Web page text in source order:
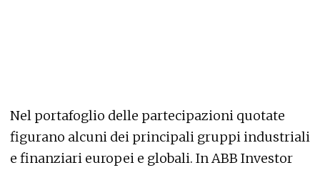
Nel portafoglio delle partecipazioni quotate
figurano alcuni dei principali gruppi industriali
e finanziari europei e globali. In ABB Investor